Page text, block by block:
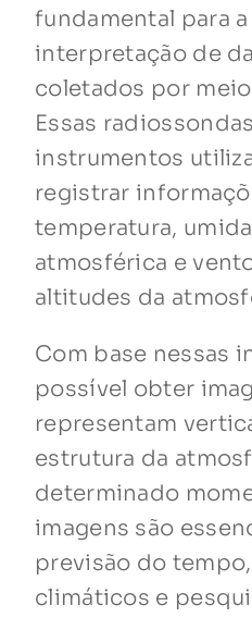
fundamental para
interpretação de
coletados por
Essas
instrumentos
registrar
temperatura,
atmosférica e
altitudes da
Com base nessas
possível obter
representam
estrutura da
determinado
imagens são
previsão do
climáticos e